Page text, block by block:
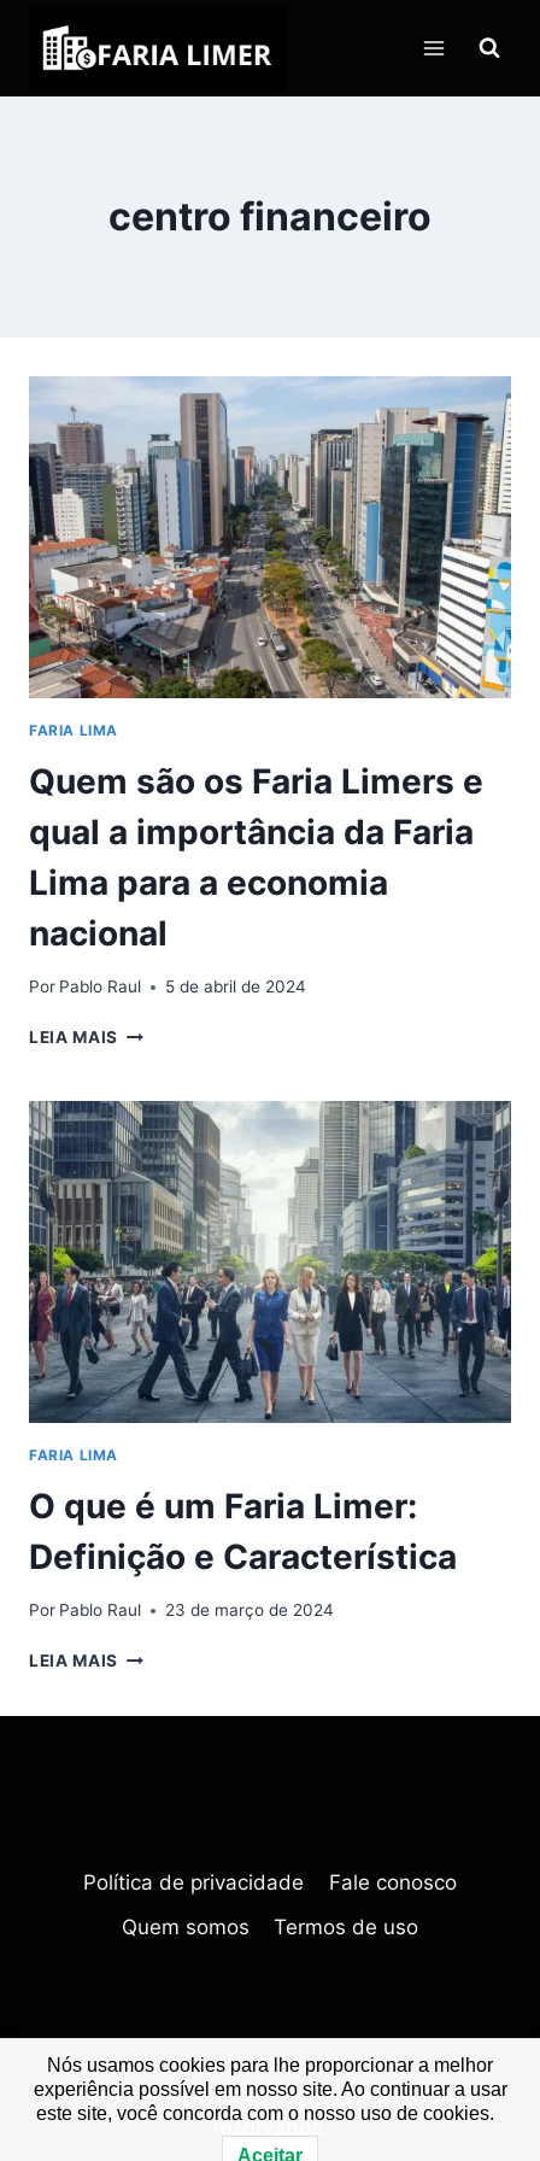
centro financeiro
FARIA LIMA
Quem são os Faria Limers e
qual a importância da Faria
Lima para a economia
nacional
Por Pablo Raul 5 de abril de 2024
LEIA MAIS QUEM
FARIA
LIMERS
E
QUAL
A
IMPORTÂNCIA
DA
FARIA
LIMA
PARA
A
ECONOMIA
NACIONAL
FARIA LIMA
O que é um Faria Limer:
Definição e Característica
Por Pablo Raul 23 de março de 2024
LEIA MAIS O
Política de privacidade
Fale conosco
Quem somos
Termos de uso
© 2026 Farialimer.com - Todos os direitos
reservados.
Nós usamos cookies para lhe proporcionar a melhor
experiência possível em nosso site. Ao continuar a usar
este site, você concorda com o nosso uso de cookies.
Aceitar